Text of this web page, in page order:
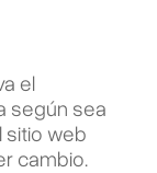
el
según sea
sitio web
cambio.